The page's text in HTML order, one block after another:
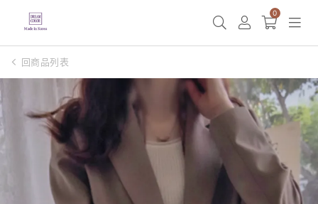
0
回商品列表